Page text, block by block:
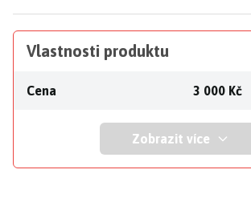
Vlastnosti produktu
Cena 3 000 Kč
Zobrazit více